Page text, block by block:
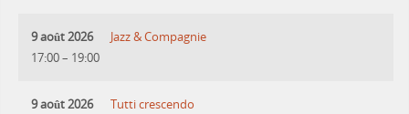
9 août 2026
17:00– 19:00
Jazz & Compagnie
9 août 2026
Tutti crescendo